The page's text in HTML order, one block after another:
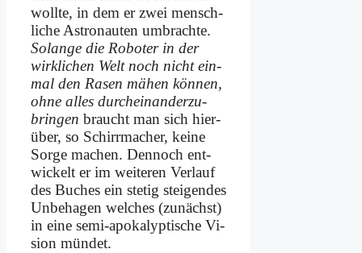
woll­te, in dem er zwei mensch­
li­che Astro­nau­ten um­brach­te.
So­lan­ge die Ro­bo­ter in der
wirk­li­chen Welt noch nicht ein­
mal den Ra­sen mä­hen kön­nen,
oh­ne al­les durch­ein­an­der­zu­
brin­gen braucht man sich hier­
über, so Schirr­ma­cher, kei­ne
Sor­ge ma­chen. Den­noch ent­
wickelt er im wei­te­ren Ver­lauf
des Bu­ches ein ste­tig stei­gen­des
Un­be­ha­gen wel­ches (zu­nächst)
in ei­ne se­mi-apo­ka­lyp­ti­sche Vi­
si­on mün­det.